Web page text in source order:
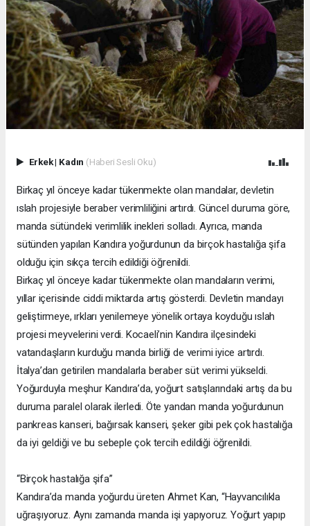
Erkek| Kadın (Haberi Sesli Oku)
Birkaç yıl önceye kadar tükenmekte olan mandalar, devletin
ıslah projesiyle beraber verimliliğini artırdı. Güncel duruma göre,
manda sütündeki verimlilik inekleri solladı. Ayrıca, manda
sütünden yapılan Kandıra yoğurdunun da birçok hastalığa şifa
olduğu için sıkça tercih edildiği öğrenildi.
Birkaç yıl önceye kadar tükenmekte olan mandaların verimi,
yıllar içerisinde ciddi miktarda artış gösterdi. Devletin mandayı
geliştirmeye, ırkları yenilemeye yönelik ortaya koyduğu ıslah
projesi meyvelerini verdi. Kocaeli’nin Kandıra ilçesindeki
vatandaşların kurduğu manda birliği de verimi iyice artırdı.
İtalya’dan getirilen mandalarla beraber süt verimi yükseldi.
Yoğurduyla meşhur Kandıra’da, yoğurt satışlarındaki artış da bu
duruma paralel olarak ilerledi. Öte yandan manda yoğurdunun
pankreas kanseri, bağırsak kanseri, şeker gibi pek çok hastalığa
da iyi geldiği ve bu sebeple çok tercih edildiği öğrenildi.
“Birçok hastalığa şifa”
Kandıra’da manda yoğurdu üreten Ahmet Kan, “Hayvancılıkla
uğraşıyoruz. Aynı zamanda manda işi yapıyoruz. Yoğurt yapıp